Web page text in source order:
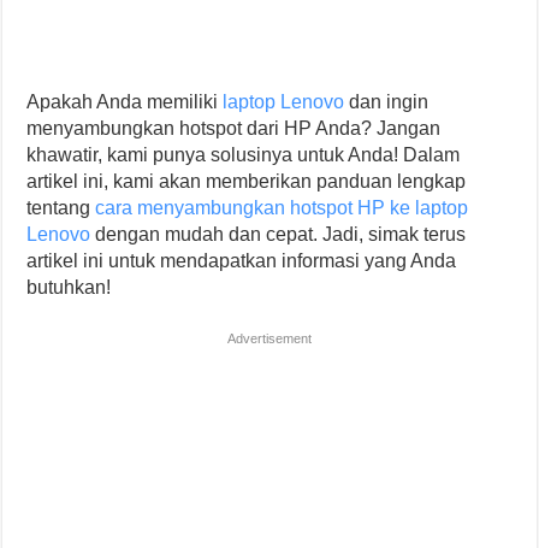
Apakah Anda memiliki laptop Lenovo dan ingin
menyambungkan hotspot dari HP Anda? Jangan
khawatir, kami punya solusinya untuk Anda! Dalam
artikel ini, kami akan memberikan panduan lengkap
tentangcara menyambungkan hotspot HP ke laptop
Lenovo dengan mudah dan cepat. Jadi, simak terus
artikel ini untuk mendapatkan informasi yang Anda
butuhkan!
Advertisement